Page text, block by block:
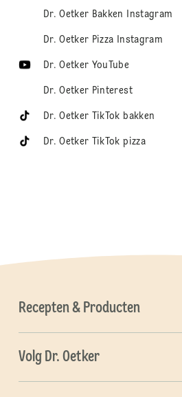
Dr. Oetker Bakken Instagram
Dr. Oetker Pizza Instagram
Dr. Oetker YouTube
Dr. Oetker Pinterest
Dr. Oetker TikTok bakken
Dr. Oetker TikTok pizza
Recepten & Producten
Volg Dr. Oetker